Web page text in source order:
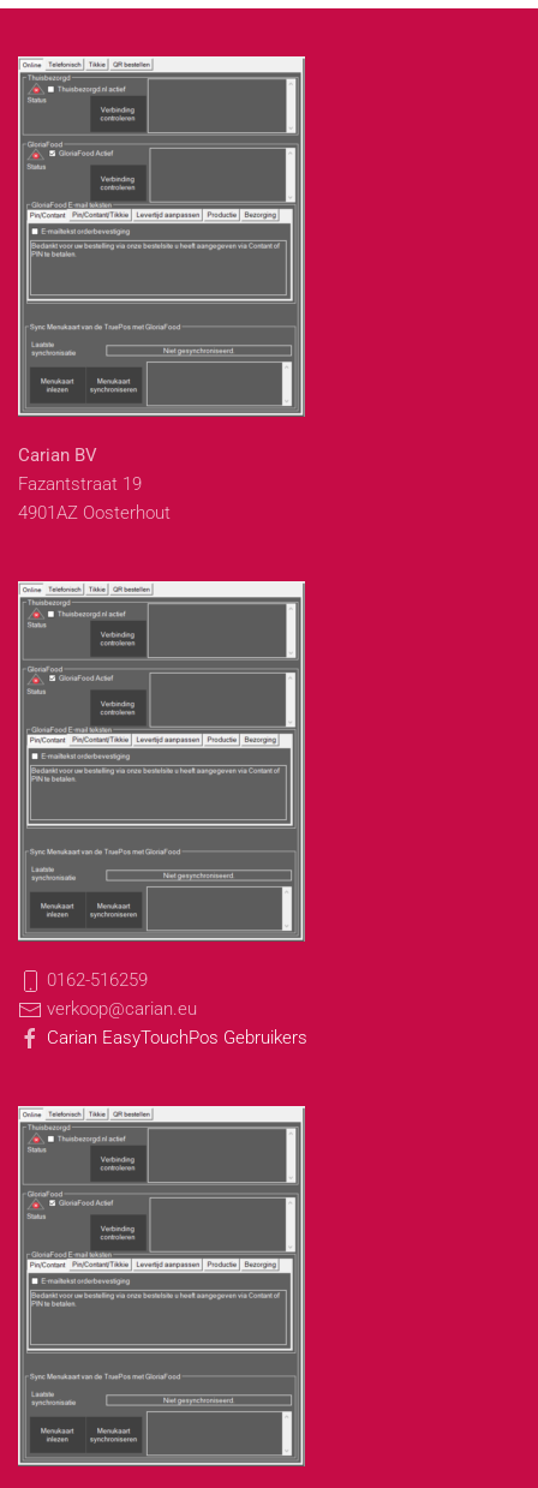
Carian BV
Fazantstraat 19
4901AZ Oosterhout
0162-516259
verkoop@carian.eu
Carian EasyTouchPos Gebruikers